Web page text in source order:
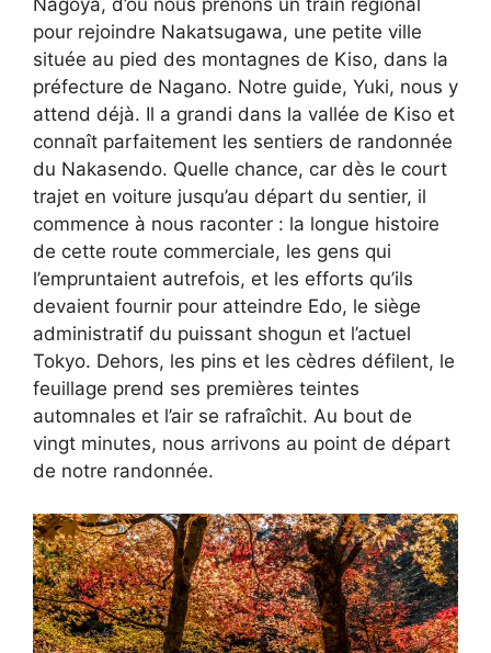
Nagoya, d’où nous prenons un train régional
pour rejoindre Nakatsugawa, une petite ville
située au pied des montagnes de Kiso, dans la
préfecture de Nagano. Notre guide, Yuki, nous y
attend déjà. Il a grandi dans la vallée de Kiso et
connaît parfaitement les sentiers de randonnée
du Nakasendo. Quelle chance, car dès le court
trajet en voiture jusqu’au départ du sentier, il
commence à nous raconter : la longue histoire
de cette route commerciale, les gens qui
l’empruntaient autrefois, et les efforts qu’ils
devaient fournir pour atteindre Edo, le siège
administratif du puissant shogun et l’actuel
Tokyo. Dehors, les pins et les cèdres défilent, le
feuillage prend ses premières teintes
automnales et l’air se rafraîchit. Au bout de
vingt minutes, nous arrivons au point de départ
de notre randonnée.